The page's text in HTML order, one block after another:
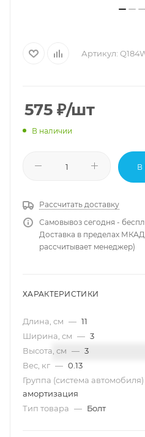
Артикул:
575 ₽/шт
В наличии
В
Рассчитать доставку
Самовывоз сегодня -
Доставка в пределах
рассчитывает менеджер)
ХАРАКТЕРИСТИКИ
Длина, см — 11
Ширина, см — 3
Высота, см — 3
Вес, кг — 0.13
Группа (система автомобиля)
амортизация
Тип товара — Болт